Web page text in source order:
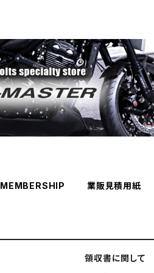
MEMBERSHIP 業販見積用紙
領収書に関して